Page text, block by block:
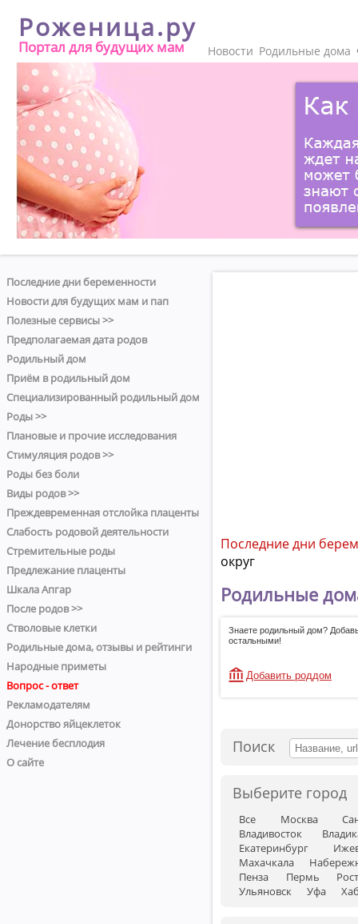
Роженица.ру
Портал для будущих мам Новости Родильные дома
Последние дни беременности
Новости для будущих мам и пап
Полезные сервисы >>
Предполагаемая дата родов
Родильный дом
Приём в родильный дом
Специализированный родильный дом
Роды >>
Плановые и прочие исследования
Стимуляция родов >>
Роды без боли
Виды родов >>
Преждевременная отслойка плаценты
Слабость родовой деятельности
Стремительные роды
Предлежание плаценты
Шкала Апгар
После родов >>
Стволовые клетки
Родильные дома, отзывы и рейтинги
Народные приметы
Вопрос - ответ
Рекламодателям
Донорство яйцеклеток
Лечение бесплодия
О сайте
Последние дни
округ
Родильные
Знаете родильный дом?
остальными!
Добавить роддом
Поиск
Выберите город
Все Москва
Владивосток
Екатеринбург
Махачкала
Пенза
Пермь
Ульяновск
Уфа